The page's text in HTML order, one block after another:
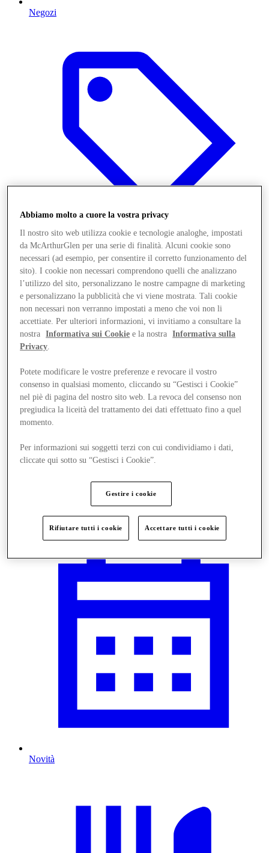
Negozi
Offerte
Novità
Abbiamo molto a cuore la vostra privacy
Il nostro sito web utilizza cookie e tecnologie analoghe, impostati
da McArthurGlen per una serie di finalità. Alcuni cookie sono
necessari (ad esempio, per consentire il corretto funzionamento del
sito). I cookie non necessari comprendono quelli che analizzano
l’utilizzo del sito, personalizzano le nostre campagne di marketing
e personalizzano la pubblicità che vi viene mostrata. Tali cookie
non necessari non verranno impostati a meno che voi non li
accettiate. Per ulteriori informazioni, vi invitiamo a consultare la
nostra
Informativa sui Cookie e la nostra
Informativa sulla
Privacy.
Potete modificare le vostre preferenze e revocare il vostro
consenso in qualsiasi momento, cliccando su “Gestisci i Cookie”
nel piè di pagina del nostro sito web. La revoca del consenso non
pregiudica la liceità del trattamento dei dati effettuato fino a quel
momento.
Per informazioni sui soggetti terzi con cui condividiamo i dati,
cliccate qui sotto su “Gestisci i Cookie”.
Gestire i cookie
Rifiutare tutti i cookie Accettare tutti i cookie